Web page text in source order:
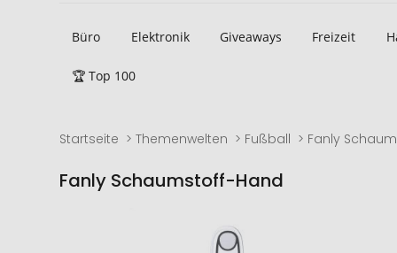
Büro Elektronik Giveaways Freizeit
🏆 Top 100
Startseite Themenwelten Fußball Fanly
Fanly Schaumstoff-Hand